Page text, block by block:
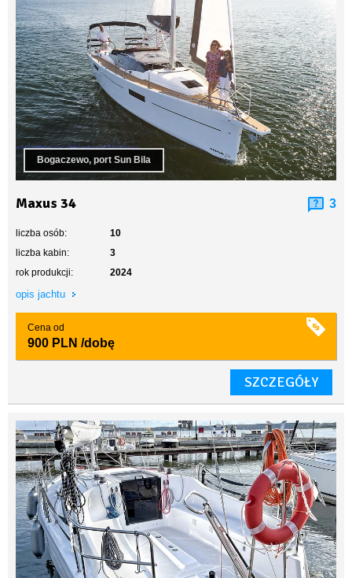
Bogaczewo, port Sun Bila
Maxus 34 3
liczba osób:
10
liczba kabin:
3
rok produkcji:
2024
opis jachtu
Cena od
900 PLN /dobę
SZCZEGÓŁY